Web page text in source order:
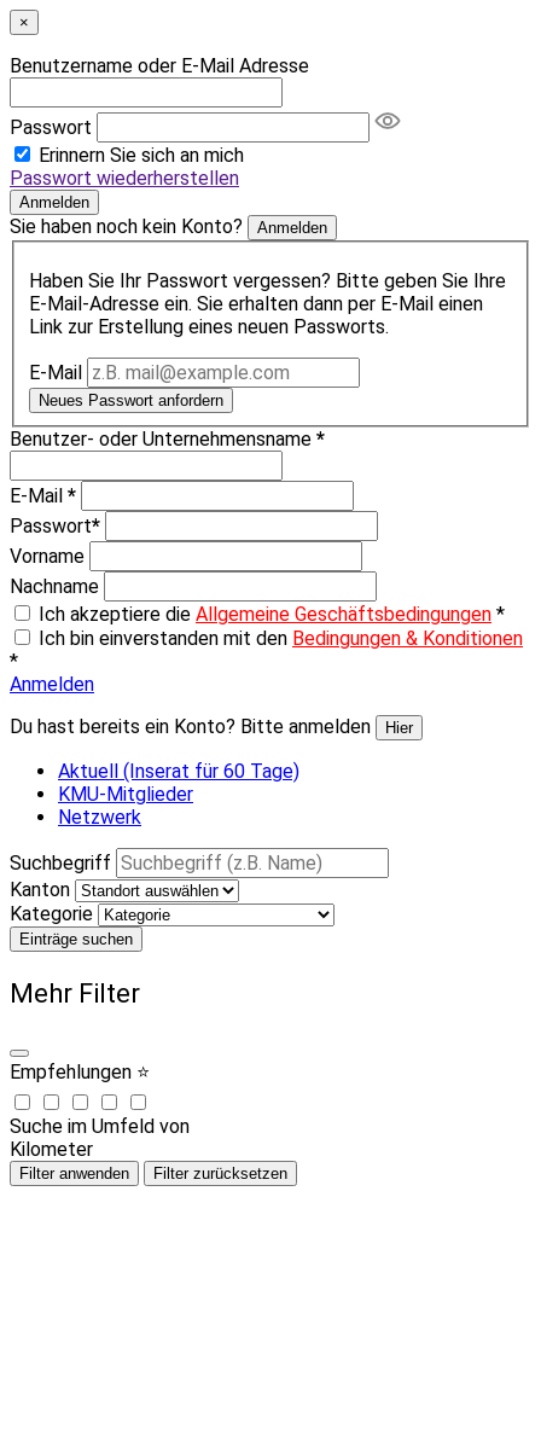
×
Benutzername oder E-Mail Adresse
Passwort
Erinnern Sie sich an mich
Passwort wiederherstellen
Anmelden
Sie haben noch kein Konto? Anmelden
Haben Sie Ihr Passwort vergessen? Bitte geben Sie Ihre
E-Mail-Adresse ein. Sie erhalten dann per E-Mail einen
Link zur Erstellung eines neuen Passworts.
E-Mail
Neues Passwort anfordern
Benutzer- oder Unternehmensname *
E-Mail *
Passwort*
Vorname
Nachname
Ich akzeptiere die Allgemeine Geschäftsbedingungen *
Ich bin einverstanden mit den Bedingungen & Konditionen
*
Anmelden
Du hast bereits ein Konto? Bitte anmelden
Hier
Aktuell (Inserat für 60 Tage)
KMU-Mitglieder
Netzwerk
Suchbegriff
Kanton
Kategorie
Einträge suchen
Mehr Filter
Empfehlungen ⭐
Suche im Umfeld von
Kilometer
Filter anwenden Filter zurücksetzen